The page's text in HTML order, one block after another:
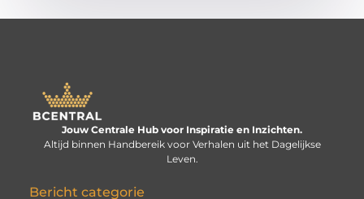
Jouw Centrale Hub voor Inspiratie en Inzichten.
Altijd binnen Handbereik voor Verhalen uit het Dagelijkse
Leven.
Bericht categorie